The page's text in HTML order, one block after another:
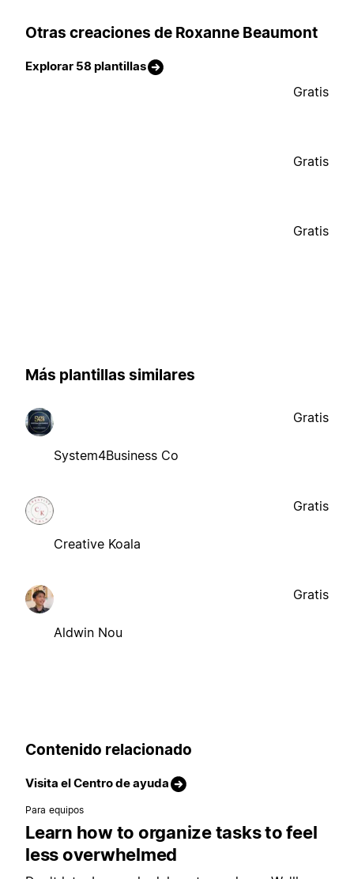
Otras creaciones de Roxanne Beaumont
Explorar 58 plantillas
Gratis
Gratis
Gratis
Más plantillas similares
System4Business Co
Gratis
Creative Koala
Gratis
Aldwin Nou
Gratis
Contenido relacionado
Visita el Centro de ayuda
Para equipos
Learn how to organize tasks to feel
less overwhelmed